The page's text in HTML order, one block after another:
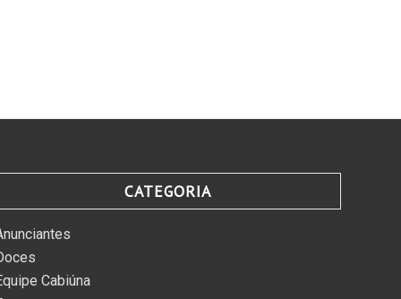
CATEGORIA
Cabiúna